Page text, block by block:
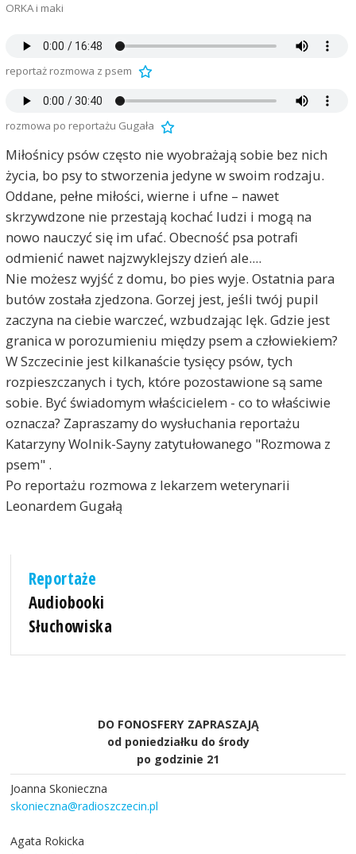
ORKA i maki
reportaż rozmowa z psem
rozmowa po reportażu Gugała
Miłośnicy psów często nie wyobrażają sobie bez nich
życia, bo psy to stworzenia jedyne w swoim rodzaju.
Oddane, pełne miłości, wierne i ufne – nawet
skrzywdzone nie przestają kochać ludzi i mogą na
nowo nauczyć się im ufać. Obecność psa potrafi
odmienić nawet najzwyklejszy dzień ale....
Nie możesz wyjść z domu, bo pies wyje. Ostatnia para
butów została zjedzona. Gorzej jest, jeśli twój pupil
zaczyna na ciebie warczeć, wzbudzając lęk. Gdzie jest
granica w porozumieniu między psem a człowiekiem?
W Szczecinie jest kilkanaście tysięcy psów, tych
rozpieszczanych i tych, które pozostawione są same
sobie. Być świadomym właścicielem - co to właściwie
oznacza? Zapraszamy do wysłuchania reportażu
Katarzyny Wolnik-Sayny zatytułowanego "Rozmowa z
psem" .
Po reportażu rozmowa z lekarzem weterynarii
Leonardem Gugałą
Reportaże
Audiobooki
Słuchowiska
DO FONOSFERY ZAPRASZAJĄ
od poniedziałku do środy
po godzinie 21
Joanna Skonieczna
skonieczna@radioszczecin.pl
Agata Rokicka